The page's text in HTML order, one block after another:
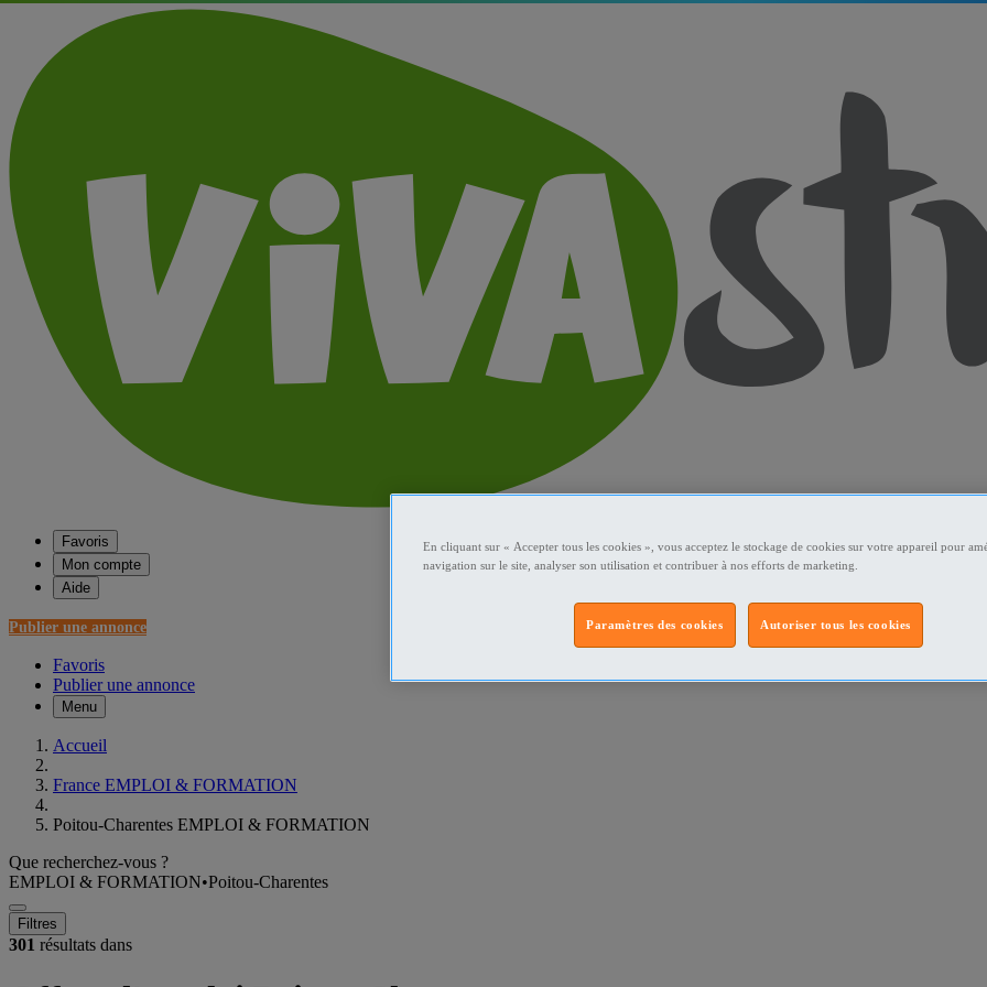
Favoris
Mon compte
Aide
Publier une annonce
Favoris
Publier une annonce
Menu
Accueil
France EMPLOI & FORMATION
Poitou-Charentes EMPLOI & FORMATION
Que recherchez-vous ?
EMPLOI & FORMATION•Poitou-Charentes
Filtres
301 résultats dans
En cliquant sur « Accepter tous les cookies », vous acceptez le stockage de cookies sur votre appareil pour
navigation sur le site, analyser son utilisation et contribuer à nos efforts de marketing.
Autoriser tous les cookies
Paramètres des cookies